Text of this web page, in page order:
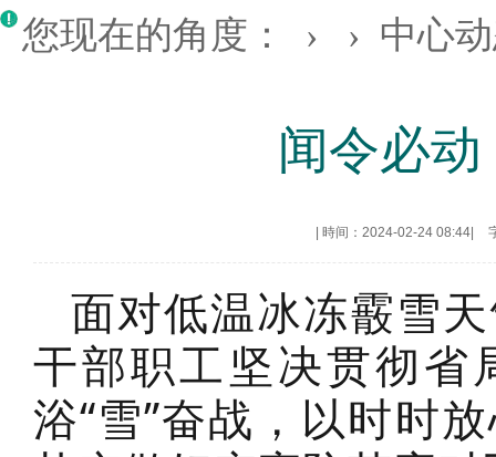
您现在的角度： › › 中心
闻令必
時间：2024-02-24 08:44
面对低温冰冻霰雪
干部职工坚决贯彻省
浴“雪”奋战，以时时